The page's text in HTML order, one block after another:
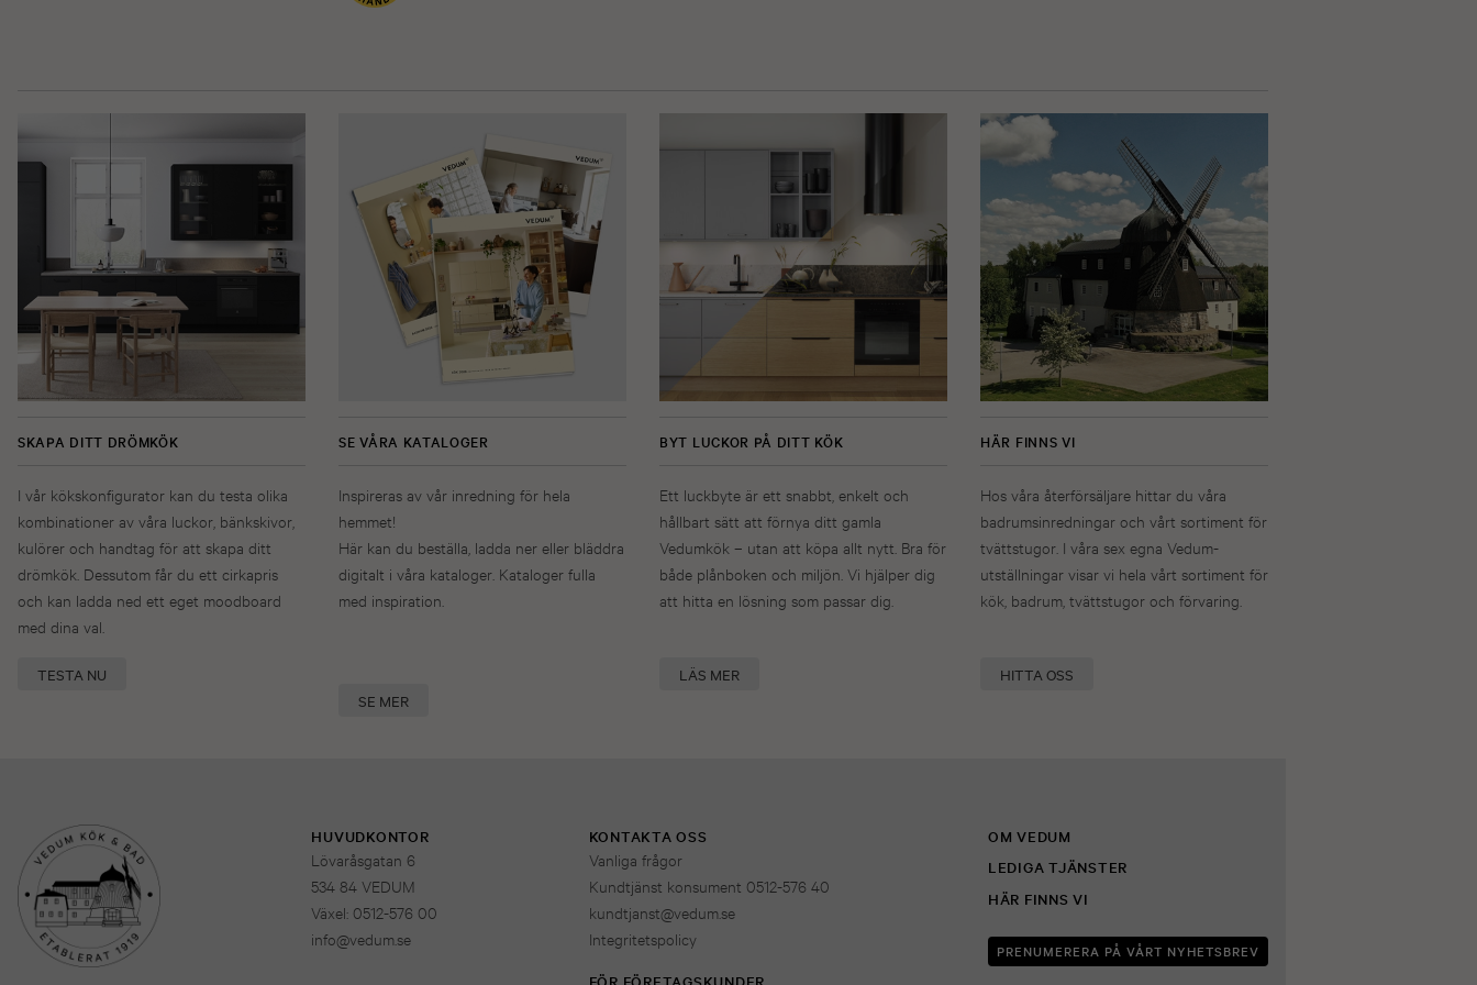
SKAPA DITT DRÖMKÖK
I vår kökskonfigurator kan du testa olika
kombinationer av våra luckor, bänkskivor,
kulörer och handtag för att skapa ditt
drömkök. Dessutom får du ett cirkapris
och kan ladda ned ett eget moodboard
med dina val.
TESTA NU
SE VÅRA KATALOGER
Inspireras av vår inredning för hela
hemmet!
Här kan du beställa, ladda ner eller bläddra
digitalt i våra kataloger. Kataloger fulla
med inspiration.
SE MER
BYT LUCKOR PÅ DITT KÖK
Ett luckbyte är ett snabbt, enkelt och
hållbart sätt att förnya ditt gamla
Vedumkök – utan att köpa allt nytt. Bra för
både plånboken och miljön. Vi hjälper dig
att hitta en lösning som passar dig.
LÄS MER
HÄR FINNS VI
Hos våra återförsäljare hittar du våra
badrumsinredningar och vårt sortiment för
tvättstugor. I våra sex egna Vedum-
utställningar visar vi hela vårt sortiment för
kök, badrum, tvättstugor och förvaring.
HITTA OSS
HUVUDKONTOR
Lövaråsgatan 6
534 84 VEDUM
Växel: 0512-576 00
info@vedum.se
KONTAKTA OSS
Vanliga frågor
Kundtjänst konsument 0512-576 40
kundtjanst@vedum.se
Integritetspolicy
OM VEDUM
LEDIGA TJÄNSTER
HÄR FINNS VI
PRENUMERERA PÅ VÅRT NYHETSBREV